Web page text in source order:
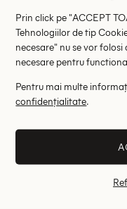
Rochie medie Kaffe,
117.00 lei
RRP: 315.00 lei
Prin click pe "ACCEPT
Tehnologiilor de tip
necesare" nu se vor
necesare pentru
Pentru mai multe
confidențialitate.